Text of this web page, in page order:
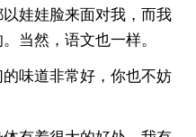
娃娃脸来面对我，而我
当然，语文也一样。
味道非常好，你也不妨